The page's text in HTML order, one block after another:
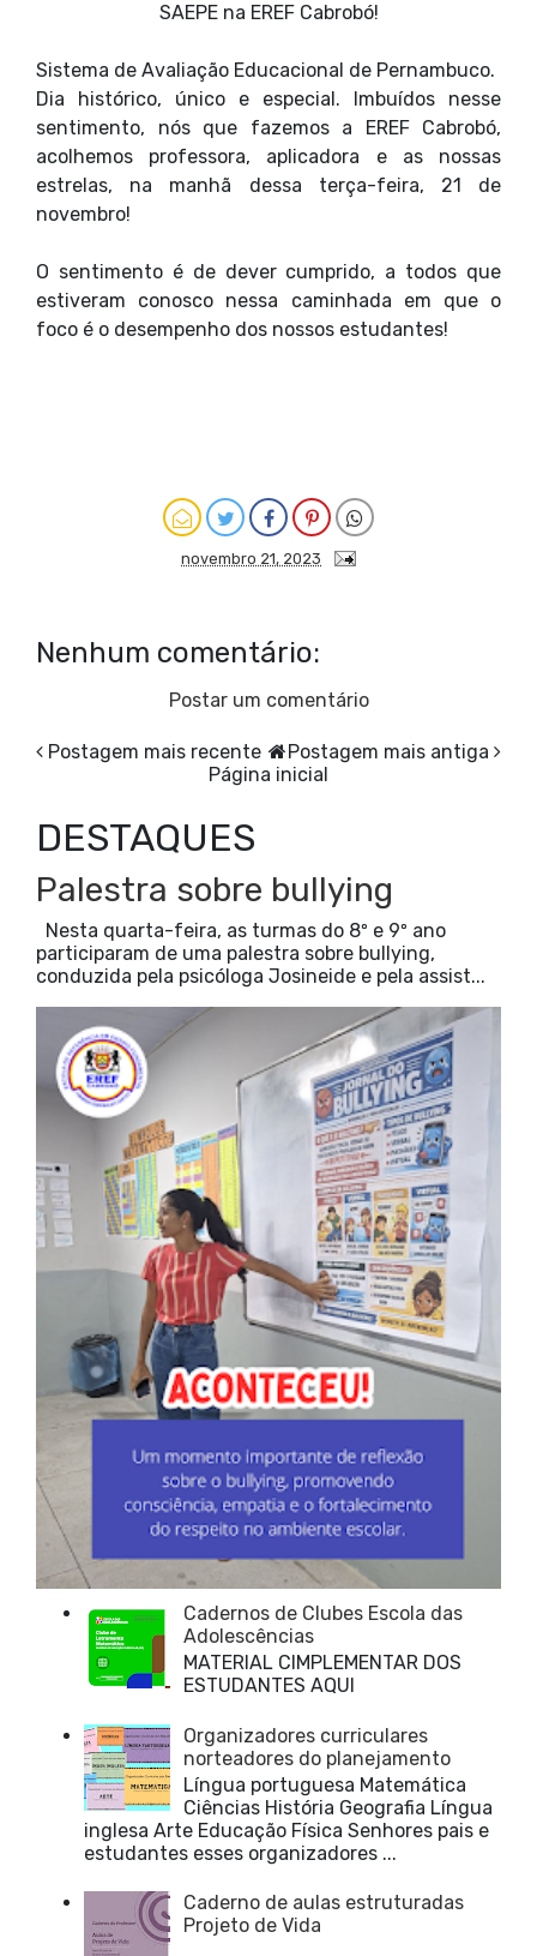
SAEPE na EREF Cabrobó!
Sistema de Avaliação Educacional de Pernambuco.
Dia histórico, único e especial. Imbuídos nesse
sentimento, nós que fazemos a EREF Cabrobó,
acolhemos professora, aplicadora e as nossas
estrelas, na manhã dessa terça-feira, 21 de
novembro!
O sentimento é de dever cumprido, a todos que
estiveram conosco nessa caminhada em que o
foco é o desempenho dos nossos estudantes!
novembro 21, 2023
Nenhum comentário:
Postar um comentário
Postagem mais recente
Postagem mais antiga
Página inicial
DESTAQUES
Palestra sobre bullying
Nesta quarta-feira, as turmas do 8º e 9º ano
participaram de uma palestra sobre bullying,
conduzida pela psicóloga Josineide e pela assist...
Cadernos de Clubes Escola das
Adolescências
MATERIAL CIMPLEMENTAR DOS
ESTUDANTES AQUI
Organizadores curriculares
norteadores do planejamento
Língua portuguesa Matemática
Ciências História Geografia Língua
inglesa Arte Educação Física Senhores pais e
estudantes esses organizadores ...
Caderno de aulas estruturadas
Projeto de Vida